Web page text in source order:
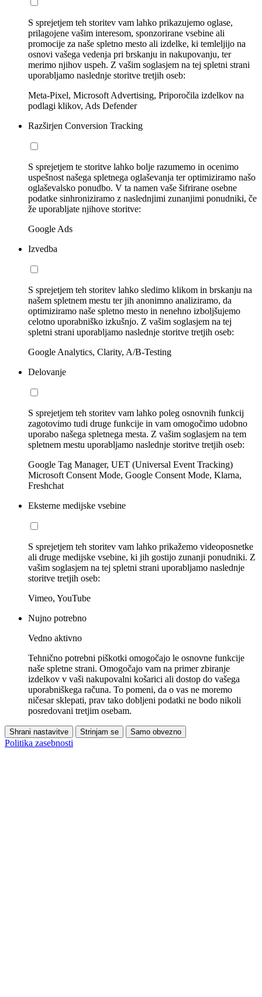
S sprejetjem teh storitev vam lahko prikazujemo oglase,
prilagojene vašim interesom, sponzorirane vsebine ali
promocije za naše spletno mesto ali izdelke, ki temleljijo na
osnovi vašega vedenja pri brskanju in nakupovanju, ter
merimo njihov uspeh. Z vašim soglasjem na tej spletni strani
uporabljamo naslednje storitve tretjih oseb:
Meta-Pixel, Microsoft Advertising, Priporočila izdelkov na
podlagi klikov, Ads Defender
Razširjen Conversion Tracking
S sprejetjem te storitve lahko bolje razumemo in ocenimo
uspešnost našega spletnega oglaševanja ter optimiziramo našo
oglaševalsko ponudbo. V ta namen vaše šifrirane osebne
podatke sinhroniziramo z naslednjimi zunanjimi ponudniki, če
že uporabljate njihove storitve:
Google Ads
Izvedba
S sprejetjem teh storitev lahko sledimo klikom in brskanju na
našem spletnem mestu ter jih anonimno analiziramo, da
optimiziramo naše spletno mesto in nenehno izboljšujemo
celotno uporabniško izkušnjo. Z vašim soglasjem na tej
spletni strani uporabljamo naslednje storitve tretjih oseb:
Google Analytics, Clarity, A/B-Testing
Delovanje
S sprejetjem teh storitev vam lahko poleg osnovnih funkcij
zagotovimo tudi druge funkcije in vam omogočimo udobno
uporabo našega spletnega mesta. Z vašim soglasjem na tem
spletnem mestu uporabljamo naslednje storitve tretjih oseb:
Google Tag Manager, UET (Universal Event Tracking)
Microsoft Consent Mode, Google Consent Mode, Klarna,
Freshchat
Eksterne medijske vsebine
S sprejetjem teh storitev vam lahko prikažemo videoposnetke
ali druge medijske vsebine, ki jih gostijo zunanji ponudniki. Z
vašim soglasjem na tej spletni strani uporabljamo naslednje
storitve tretjih oseb:
Vimeo, YouTube
Nujno potrebno
Vedno aktivno
Tehnično potrebni piškotki omogočajo le osnovne funkcije
naše spletne strani. Omogočajo vam na primer zbiranje
izdelkov v vaši nakupovalni košarici ali dostop do vašega
uporabniškega računa. To pomeni, da o vas ne moremo
ničesar sklepati, prav tako dobljeni podatki ne bodo nikoli
posredovani tretjim osebam.
Shrani nastavitve Strinjam se Samo obvezno
Politika zasebnosti